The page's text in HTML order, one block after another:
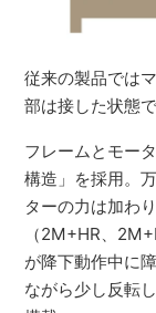
従来の製品では
部は接した状態
フレームとモー
構造」を採用。
ターの力は加わ
（2M+HR、
が降下動作中に
ながら少し反転